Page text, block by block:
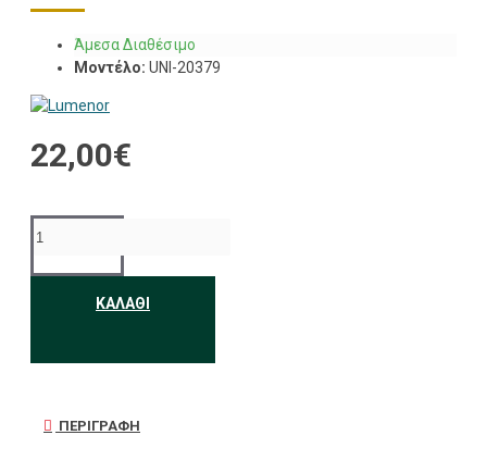
Άμεσα Διαθέσιμο
Μοντέλο: UNI-20379
22,00€
ΚΑΛΆΘΙ
ΠΕΡΙΓΡΑΦΉ